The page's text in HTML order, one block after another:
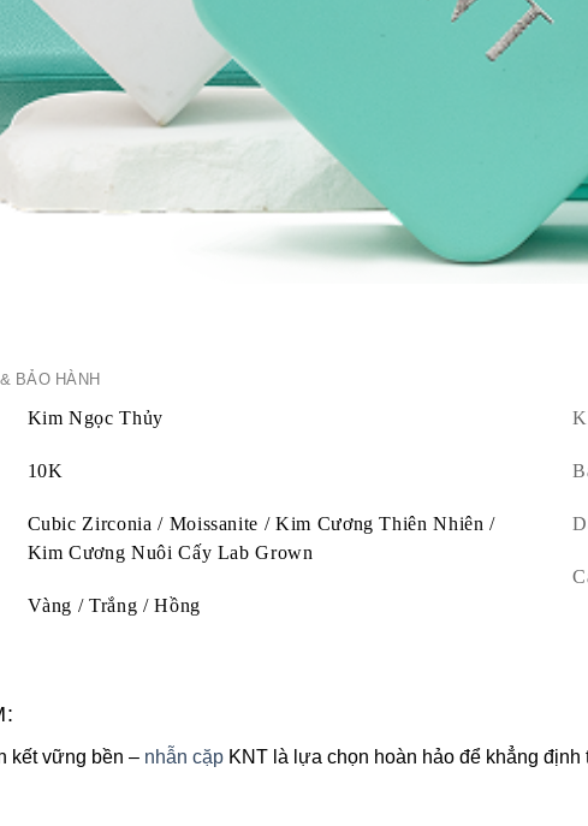
BẢO HÀNH
Kim Ngọc Thủy
10K
Cubic Zirconia / Moissanite / Kim Cương Thiên Nhiên /
Kim Cương Nuôi Cấy Lab Grown
Vàng / Trắng / Hồng
kết vững bền – nhẫn cặp KNT là lựa chọn hoàn hảo để khẳng